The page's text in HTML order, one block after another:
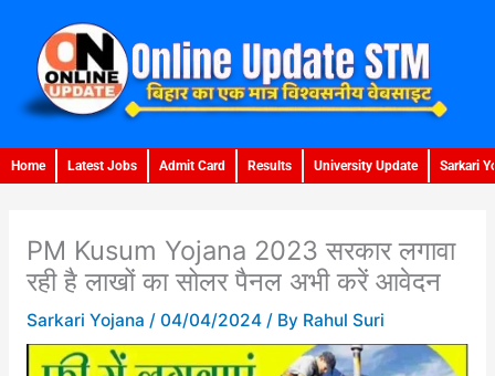
content
Home Latest Jobs Admit Card Results University Update Sarkari
PM Kusum Yojana 2023 सरकार लगावा
रही है लाखों का सोलर पैनल अभी करें आवेदन
Sarkari Yojana / 04/04/2024 / By Rahul Suri